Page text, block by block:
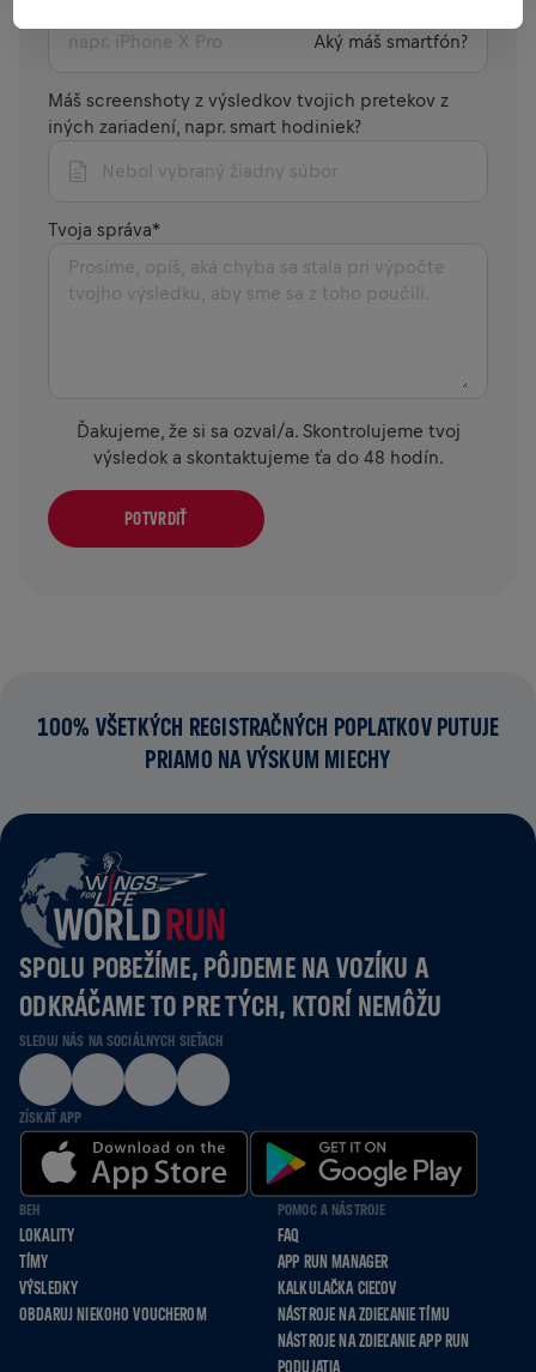
Aký máš smartfón?
Máš screenshoty z výsledkov tvojich pretekov z
iných zariadení, napr. smart hodiniek?
Nebol vybraný žiadny súbor
Tvoja správa*
Ďakujeme, že si sa ozval/a. Skontrolujeme tvoj
výsledok a skontaktujeme ťa do 48 hodín.
POTVRDIŤ
100% VŠETKÝCH REGISTRAČNÝCH POPLATKOV PUTUJE
PRIAMO NA VÝSKUM MIECHY
SPOLU POBEŽÍME, PÔJDEME NA VOZÍKU A
ODKRÁČAME TO PRE TÝCH, KTORÍ NEMÔŽU
SLEDUJ NÁS NA SOCIÁLNYCH SIEŤACH
ZÍSKAŤ APP
BEH
LOKALITY
TÍMY
VÝSLEDKY
OBDARUJ NIEKOHO VOUCHEROM
POMOC A NÁSTROJE
FAQ
APP RUN MANAGER
KALKULAČKA CIEĽOV
NÁSTROJE NA ZDIEĽANIE TÍMU
NÁSTROJE NA ZDIEĽANIE APP RUN
PODUJATIA